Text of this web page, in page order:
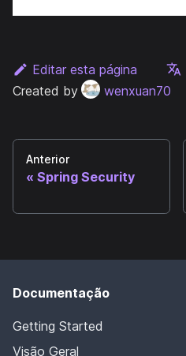
Editar esta página
Created by
wenxuan70
Anterior
Spring Security
Documentação
Getting Started
Visão Geral